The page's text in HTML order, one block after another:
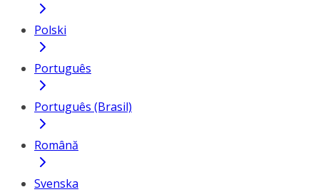
Polski
Português
Português (Brasil)
Română
Svenska